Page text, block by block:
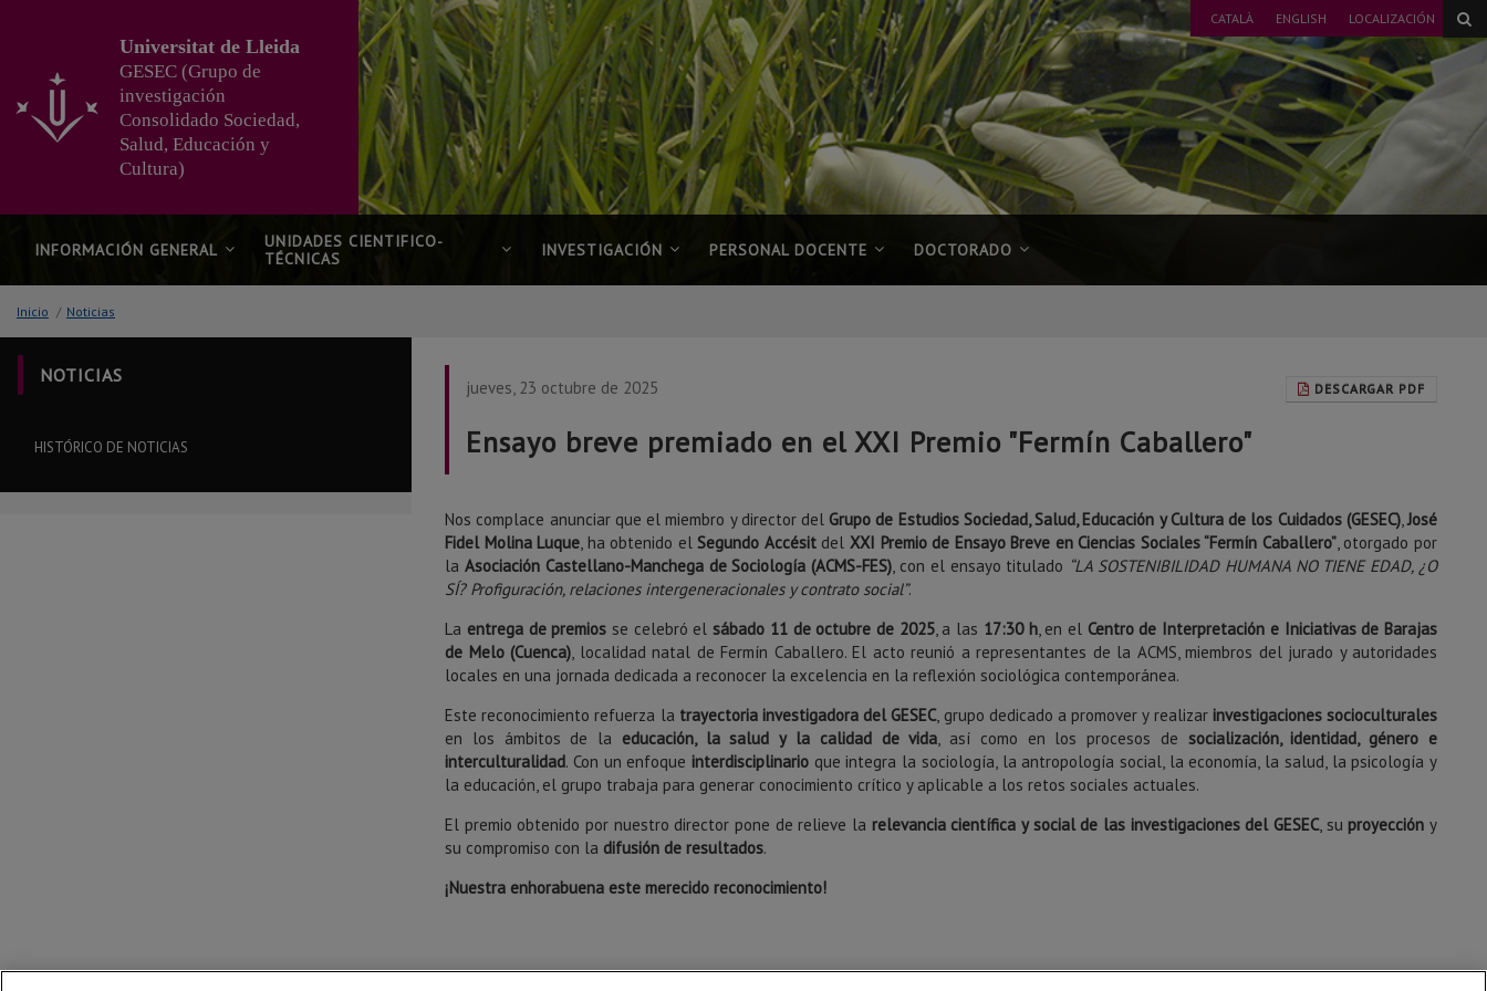
principal
CATALÀ ENGLISH LOCALIZACIÓN
Universitat de Lleida
GESEC (Grupo de
investigación
Consolidado Sociedad,
Salud, Educación y
Cultura)
INFORMACIÓN GENERAL
UNIDADES CIENTIFICO-
TÉCNICAS
INVESTIGACIÓN PERSONAL DOCENTE DOCTORADO
Inicio / Noticias
NOTICIAS
HISTÓRICO DE NOTICIAS
DESCARGAR PDF
jueves, 23 octubre de 2025
Ensayo breve premiado en el XXI Premio "Fermín Caballero"
Nos complace anunciar que el miembro y director del Grupo de Estudios Sociedad, Salud, Educación y Cultura de los Cuidados (GESEC),José
Fidel Molina Luque, ha obtenido elSegundo AccésitdelXXI Premio de Ensayo Breve en Ciencias Sociales “Fermín Caballero”, otorgado por
la Asociación Castellano-Manchega de Sociología (ACMS-FES), con el ensayo titulado “LA SOSTENIBILIDAD HUMANA NO TIENE EDAD, ¿O
SÍ? Profiguración, relaciones intergeneracionales y contrato social”.
La entrega de premios se celebró elsábado 11 de octubre de 2025, a las 17:30 h, en el Centro de Interpretación e Iniciativas de Barajas
de Melo (Cuenca), localidad natal de Fermín Caballero. El acto reunió a representantes de la ACMS, miembros del jurado y autoridades
locales en una jornada dedicada a reconocer la excelencia en la reflexión sociológica contemporánea.
Este reconocimiento refuerza la trayectoria investigadora del GESEC, grupo dedicado a promover y realizar investigaciones socioculturales
en los ámbitos de la educación, la salud y la calidad de vida, así como en los procesos de socialización, identidad, género e
interculturalidad. Con un enfoque interdisciplinarioque integra la sociología, la antropología social, la economía, la salud, la psicología y
la educación, el grupo trabaja para generar conocimiento crítico y aplicable a los retos sociales actuales.
El premio obtenido por nuestro director pone de relieve la relevancia científica y social de las investigaciones del GESEC, su proyeccióny
su compromiso con la difusión de resultados.
¡Nuestra enhorabuena este merecido reconocimiento!